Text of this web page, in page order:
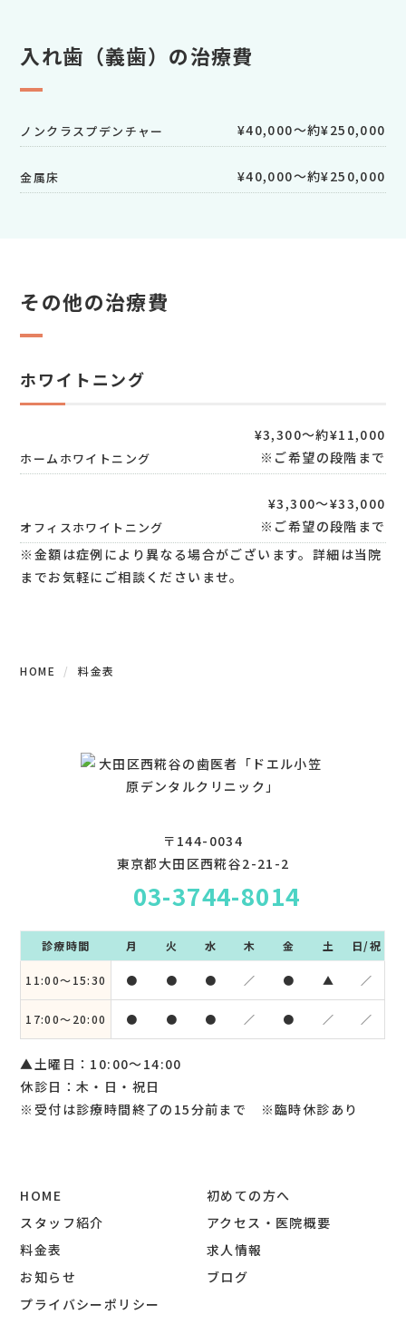
入れ歯（義歯）の治療費
ノンクラスプデンチャー ¥40,000～約¥250,000
金属床​ ¥40,000～約¥250,000
その他の治療費
ホワイトニング
ホームホワイトニング
¥3,300～約¥11,000
※ご希望の段階まで
オフィスホワイトニング
¥3,300～¥33,000
※ご希望の段階まで
※金額は症例により異なる場合がございます。詳細は当院
までお気軽にご相談くださいませ。
HOME 料金表
〒144-0034
東京都大田区西糀谷2-21-2
03-3744-8014
診療時間 月 火 水 木 金 土 日/祝
11:00～15:30 ● ● ● ／ ● ▲ ／
17:00～20:00 ● ● ● ／ ● ／ ／
▲土曜日：10:00～14:00
休診日：木・日・祝日
※受付は診療時間終了の15分前まで ※臨時休診あり
HOME
初めての方へ
スタッフ紹介
アクセス・医院概要
料金表
求人情報
お知らせ
ブログ
プライバシーポリシー